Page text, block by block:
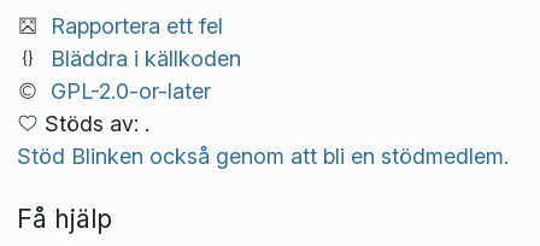
Rapportera ett fel
Bläddra i källkoden
GPL-2.0-or-later
Stöds av: .
Stöd Blinken också genom att bli en stödmedlem.
Få hjälp